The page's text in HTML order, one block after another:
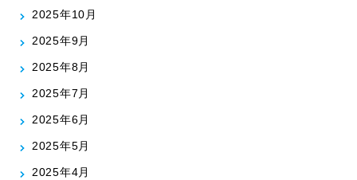
2025年10月
2025年9月
2025年8月
2025年7月
2025年6月
2025年5月
2025年4月